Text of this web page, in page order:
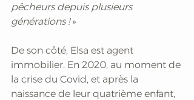
pêcheurs depuis plusieurs
générations ! »
De son côté, Elsa est agent
immobilier. En 2020, au moment de
la crise du Covid, et après la
naissance de leur quatrième enfant,